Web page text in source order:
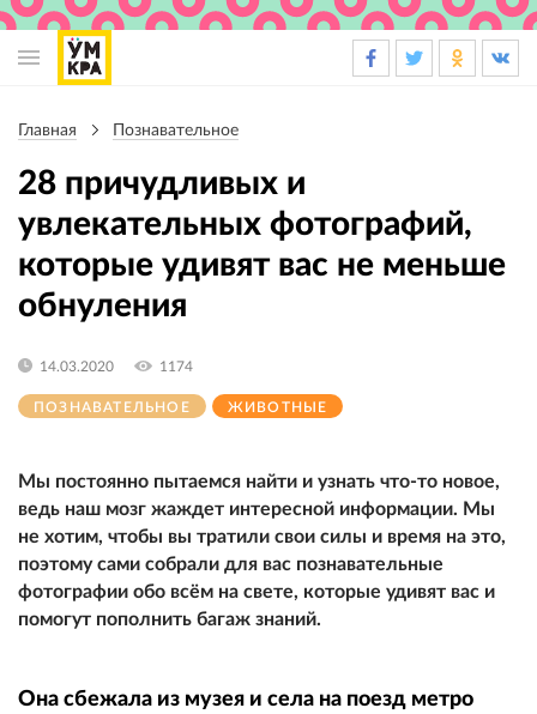
навигация
навигации
Главная Познавательное
28 причудливых и
увлекательных фотографий,
которые удивят вас не меньше
обнуления
ПОЗНАВАТЕЛЬНОЕ ЖИВОТНЫЕ
14.03.2020 1174
Мы постоянно пытаемся найти и узнать что-то новое,
ведь наш мозг жаждет интересной информации. Мы
не хотим, чтобы вы тратили свои силы и время на это,
поэтому сами собрали для вас познавательные
фотографии обо всём на свете, которые удивят вас и
помогут пополнить багаж знаний.
Она сбежала из музея и села на поезд метро